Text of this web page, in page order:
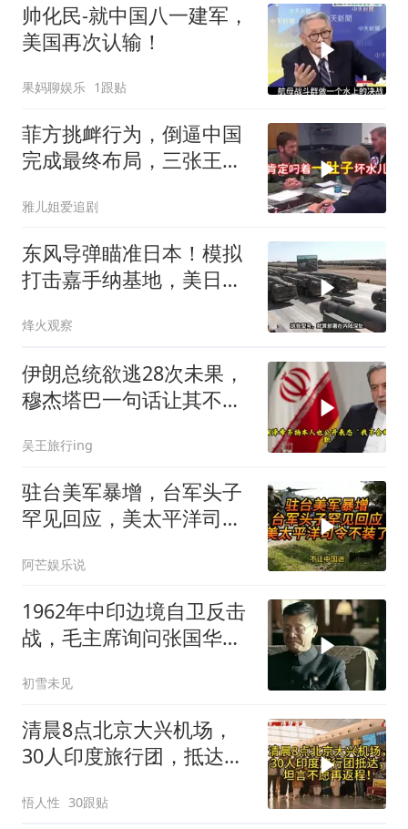
帅化民-就中国八一建军，
美国再次认输！
果妈聊娱乐 1跟贴
菲方挑衅行为，倒逼中国
完成最终布局，三张王牌
雅儿姐爱追剧
东风导弹瞄准日本！模拟
打击嘉手纳基地，美日敢
烽火观察
伊朗总统欲逃28次未果，
穆杰塔巴一句话让其不敢
吴王旅行ing
驻台美军暴增，台军头子
罕见回应，美太平洋司令
阿芒娱乐说
1962年中印边境自卫反击
战，毛主席询问张国华能
初雪未见
清晨8点北京大兴机场，
30人印度旅行团，抵达，
悟人性 30跟贴